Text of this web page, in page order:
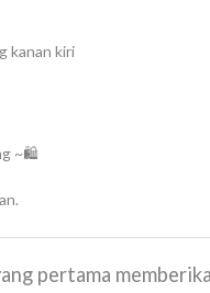
kanan kiri
~🛍️
pertama